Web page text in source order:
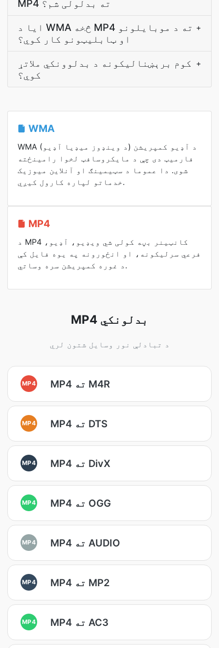
MP4 ته بدلولی شم؟
ایا د WMA څخه MP4 ته د موبایلونو
او ټابلیټونو کار کوي؟
+
کوم برېښنالیکونه د بدلوونکي ملاتړ
کوي؟
+
WMA
WMA (د وینډوز میډیا آډیو) د آډیو کمپریشن
فارمیټ دی چې د مایکروسافټ لخوا رامینځته
شوی. دا عموما د سټیمینګ او آنلاین میوزیک
خدماتو لپاره کارول کیږي.
MP4
د MP4 کانټینر بڼه کولی شي ویډیو، آډیو،
فرعي سرلیکونه، او انځورونه په یوه فایل کې
د غوره کمپریشن سره وساتي.
MP4 بدلونکي
د تبادلې نور وسایل شتون لري
MP4 MP4 ته M4R
MP4 MP4 ته DTS
MP4 MP4 ته DivX
MP4 MP4 ته OGG
MP4 MP4 ته AUDIO
MP4 MP4 ته MP2
MP4 MP4 ته AC3